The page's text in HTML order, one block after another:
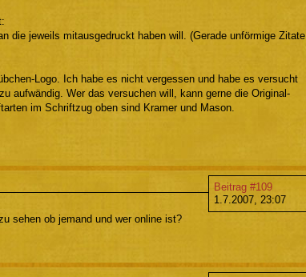
die jeweils mitausgedruckt haben will. (Gerade unförmige Zitate
Logo. Ich habe es nicht vergessen und habe es versucht
aufwändig. Wer das versuchen will, kann gerne die Original-
im Schriftzug oben sind Kramer und Mason.
Beitrag #109
1.7.2007, 23:07
sehen ob jemand und wer online ist?